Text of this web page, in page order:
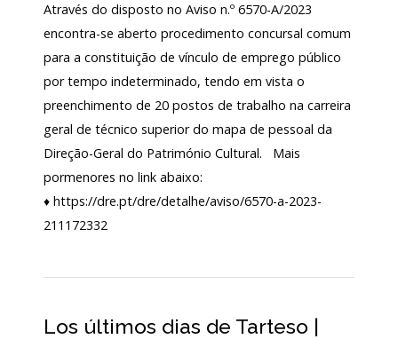
colaboração
Público
e
voluntariado
Login
Início
EXTERNA
Através do disposto no Aviso n.º 6570-A/2023
encontra-se aberto procedimento concursal comum
para a constituição de vínculo de emprego público
por tempo indeterminado, tendo em vista o
preenchimento de 20 postos de trabalho na carreira
geral de técnico superior do mapa de pessoal da
Direção-Geral do Património Cultural. Mais
pormenores no link abaixo:
♦ https://dre.pt/dre/detalhe/aviso/6570-a-2023-
211172332
Los últimos dias de Tarteso |